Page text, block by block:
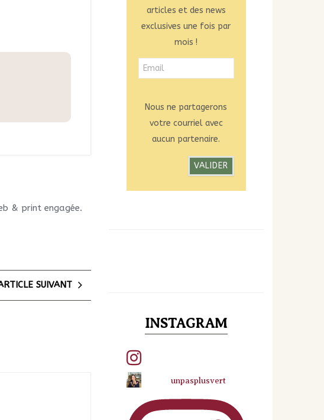
& print engagée.
SUIVANT
articles et des news
exclusives une fois par
mois !
Nous ne partagerons
votre courriel avec
aucun partenaire.
INSTAGRAM
unpasplusvert